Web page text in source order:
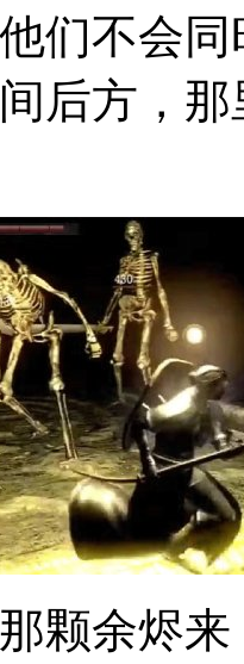
们不会
后方，
颗余烬来